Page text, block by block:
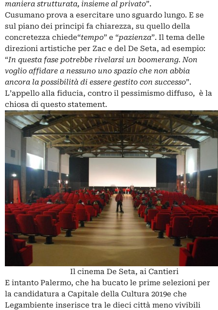
maniera strutturata, insieme al privato”.
Cusumano prova a esercitare uno sguardo lungo. E se
sul piano dei principi fa chiarezza, su quello della
concretezza chiede“tempo” e “pazienza”. Il tema delle
direzioni artistiche per Zac e del De Seta, ad esempio:
“In questa fase potrebbe rivelarsi un boomerang. Non
voglio affidare a nessuno uno spazio che non abbia
ancora la possibilità di essere gestito con successo”.
L’appello alla fiducia, contro il pessimismo diffuso, è la
chiosa di questo statement.
Il cinema De Seta, ai Cantieri
E intanto Palermo, che ha bucato le prime selezioni per
la candidatura a Capitale della Cultura 2019e che
Legambiente inserisce tra le dieci città meno vivibili